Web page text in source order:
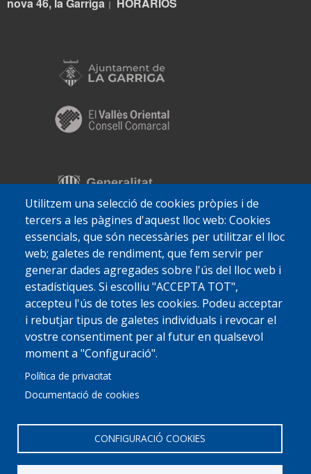
Utilitzem una selecció de cookies pròpies i de
tercers a les pàgines d'aquest lloc web: Cookies
essencials, que són necessàries per utilitzar el lloc
web; galetes de rendiment, que fem servir per
generar dades agregades sobre l'ús del lloc web i
estadístiques. Si escolliu "ACCEPTA TOT",
accepteu l'ús de totes les cookies. Podeu acceptar
i rebutjar tipus de galetes individuals i revocar el
vostre consentiment per al futur en qualsevol
moment a "Configuració".
Política de privacitat
Documentació de cookies
CONFIGURACIÓ COOKIES